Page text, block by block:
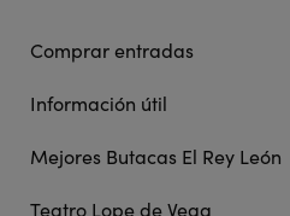
Comprar entradas
Información útil
Mejores Butacas El Rey León
Teatro Lope de Vega